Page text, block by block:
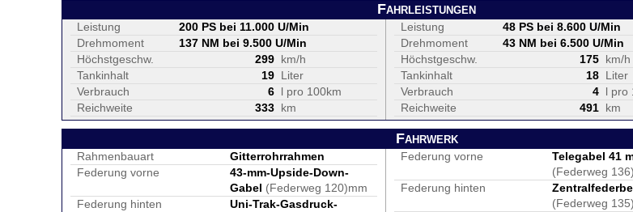
Fahrleistungen
Leistung
200 PS bei 11.000 U/Min
Drehmoment
137 NM bei 9.500 U/Min
Höchstgeschw.
299 km/h
Tankinhalt
19 Liter
Verbrauch
6 l pro 100km
Reichweite
333 km
Leistung
48 PS bei 8.600 U/Min
Drehmoment
43 NM bei 6.500 U/Min
Höchstgeschw.
175 km/h
Tankinhalt
18 Liter
Verbrauch
4 l pro
Reichweite
491 km
Fahrwerk
Rahmenbauart
Gitterrohrrahmen
Federung vorne
43-mm-Upside-Down-
Gabel (Federweg 120)mm
Federung hinten
Uni-Trak-Gasdruck-
Federung vorne
Telegabel 41
(Federweg
Federung hinten
(Federweg